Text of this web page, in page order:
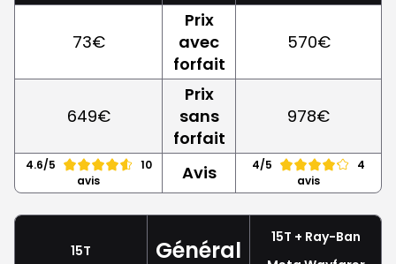
73€
Prix
avec
forfait
570€
649€
Prix
sans
forfait
978€
4.6/5
10
avis
Avis 4/5
4
avis
15T Général
15T + Ray-Ban